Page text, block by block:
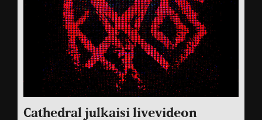
Cathedral julkaisi livevideon